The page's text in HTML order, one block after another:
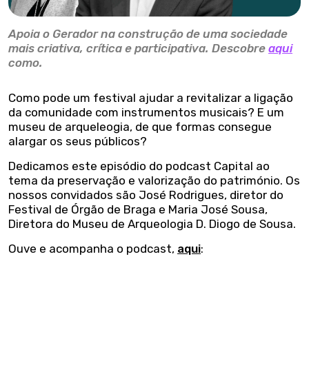
Apoia o Gerador na construção de uma sociedade
mais criativa, crítica e participativa. Descobre aqui
como.
Como pode um festival ajudar a revitalizar a ligação
da comunidade com instrumentos musicais? E um
museu de arqueleogia, de que formas consegue
alargar os seus públicos?
Dedicamos este episódio do podcast Capital ao
tema da preservação e valorização do património. Os
nossos convidados são José Rodrigues, diretor do
Festival de Órgão de Braga e Maria José Sousa,
Diretora do Museu de Arqueologia D. Diogo de Sousa.
Ouve e acompanha o podcast, aqui: